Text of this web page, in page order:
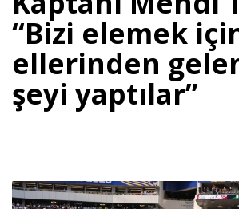
“Bizi elemek
ellerinden
şeyi yaptılar”